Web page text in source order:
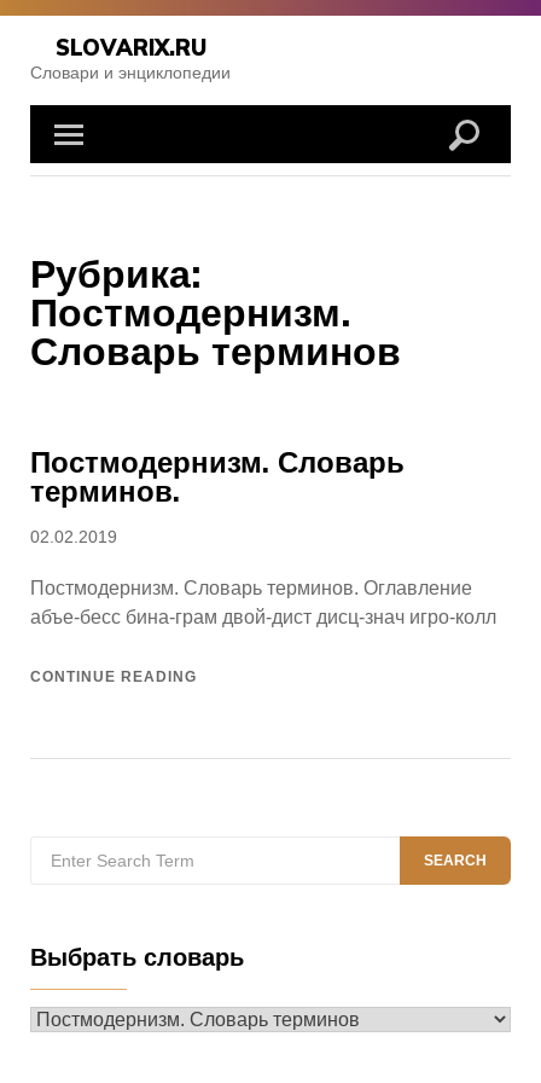
Skip
content
SLOVARIX.RU
Словари и энциклопедии
Рубрика:
Постмодернизм.
Словарь терминов
Постмодернизм. Словарь
терминов.
Posted
02.02.2019
Постмодернизм. Словарь терминов. Оглавление
абъе-бесс бина-грам двой-дист дисц-знач игро-колл
CONTINUE READING
for:
SEARCH
Выбрать словарь
Выбрать